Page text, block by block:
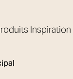
Inspiration